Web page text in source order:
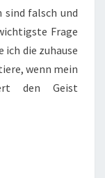
sind falsch und
Frage
ich die zuhause
wenn mein
den Geist